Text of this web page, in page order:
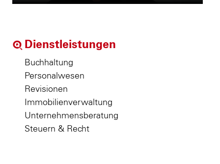
Dienstleistungen
Buchhaltung
Personalwesen
Revisionen
Immobilienverwaltung
Unternehmensberatung
Steuern & Recht